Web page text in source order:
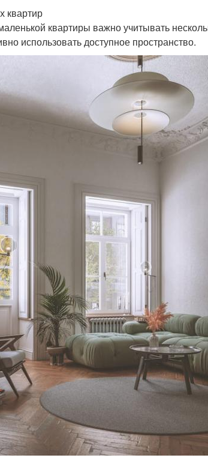
квартир
квартиры важно учитывать
использовать доступное пространство.